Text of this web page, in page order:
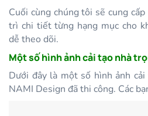
Cuối cùng chúng tôi sẽ cung
trì chi tiết từng hạng mục cho
dễ theo dõi.
Một số hình ảnh cải tạo nhà
Dưới đây là một số hình ảnh
NAMI Design đã thi công. Các